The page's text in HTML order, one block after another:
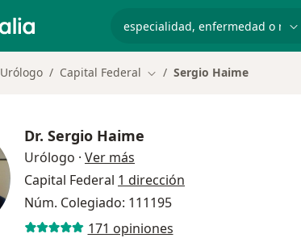
Urólogo Capital Federal Cambiar de ciudad
Sergio Haime
Dr. Sergio Haime
Urólogo · Ver más
Capital Federal 1 dirección
Núm. Colegiado: 111195
171 opiniones